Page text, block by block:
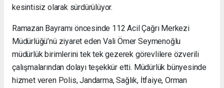
kesintisiz olarak sürdürülüyor.
Ramazan Bayramı öncesinde 112 Acil Çağrı Merkezi
Müdürlüğü’nü ziyaret eden Vali Ömer Seymenoğlu
müdürlük birimlerini tek tek gezerek görevlilere özverili
çalışmalarından dolayı teşekkür etti. Müdürlük bünyesinde
hizmet veren Polis, Jandarma, Sağlık, İtfaiye, Orman